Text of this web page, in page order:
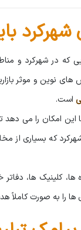
که در شهرکرد و
نوین و موثر
است.
این امکان را می دهد
که بسیاری از
ها، کلینیک ها،
را به صورت کاملاً